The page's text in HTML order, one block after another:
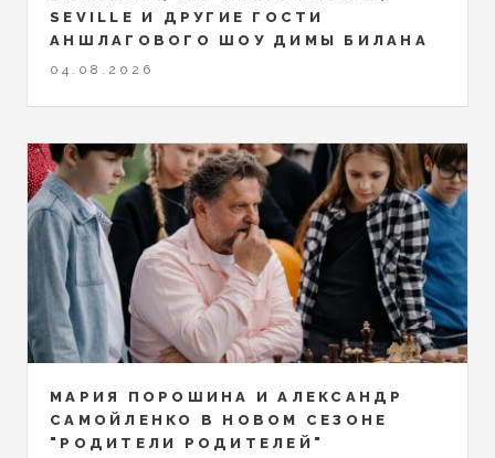
SEVILLE И ДРУГИЕ ГОСТИ
АНШЛАГОВОГО ШОУ ДИМЫ БИЛАНА
04.08.2026
МАРИЯ ПОРОШИНА И АЛЕКСАНДР
САМОЙЛЕНКО В НОВОМ СЕЗОНЕ
"РОДИТЕЛИ РОДИТЕЛЕЙ"